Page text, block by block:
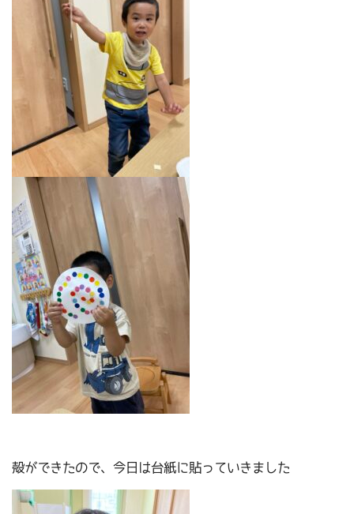
殻ができたので、今日は台紙に貼っていきました